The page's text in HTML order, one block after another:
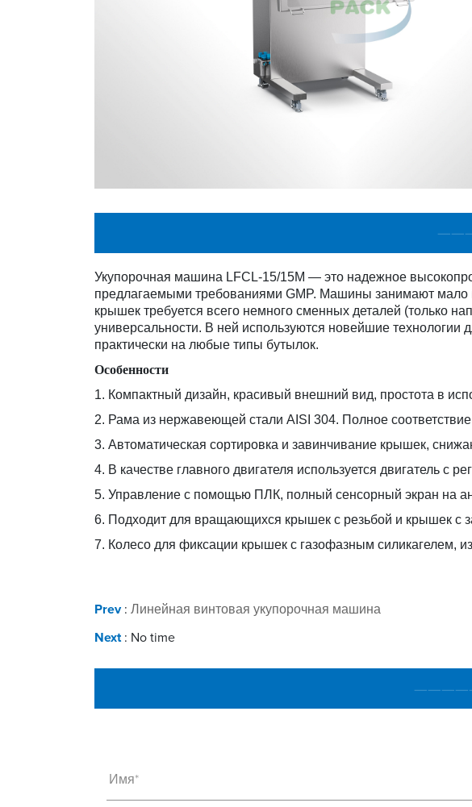
Укупорочная машина LFCL-15/15M — это надежное
предлагаемыми требованиями GMP. Машины занимают
крышек требуется всего немного сменных деталей (только
универсальности. В ней используются новейшие технологии
практически на любые типы бутылок.
Особенности
1. Компактный дизайн, красивый внешний вид, простота в
2. Рама из нержавеющей стали AISI 304. Полное
3. Автоматическая сортировка и завинчивание крышек,
4. В качестве главного двигателя используется двигатель с
5. Управление с помощью ПЛК, полный сенсорный экран на
6. Подходит для вращающихся крышек с резьбой и крышек с
7. Колесо для фиксации крышек с газофазным силикагелем,
Prev: Линейная винтовая укупорочная машина
Next: No time
Имя*